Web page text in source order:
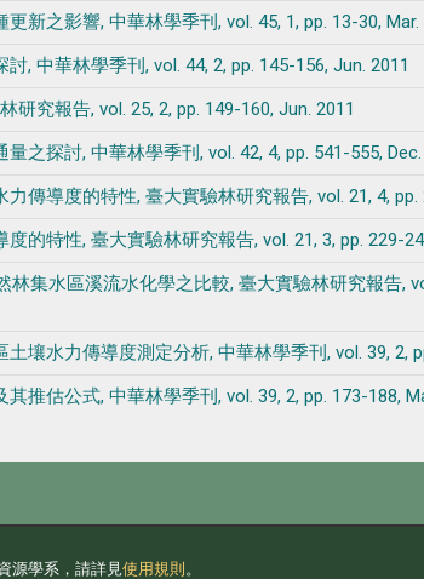
新之影響, 中華林學季刊, vol. 45, 1, pp. 13-30, Mar.
, 中華林學季刊, vol. 44, 2, pp. 145-156, Jun. 2011
究報告, vol. 25, 2, pp. 149-160, Jun. 2011
之探討, 中華林學季刊, vol. 42, 4, pp. 541-555,
傳導度的特性, 臺大實驗林研究報告, vol. 21, 4, pp.
的特性, 臺大實驗林研究報告, vol. 21, 3, pp. 229-
集水區溪流水化學之比較, 臺大實驗林研究報告,
壤水力傳導度測定分析, 中華林學季刊, vol. 39, 2,
推估公式, 中華林學季刊, vol. 39, 2, pp. 173-188,
源學系，請詳見使用規則 。